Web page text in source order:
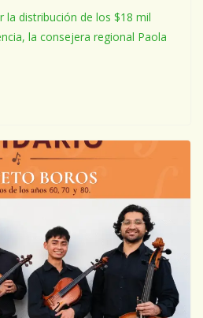
la distribución de los $18 mil
la consejera regional Paola